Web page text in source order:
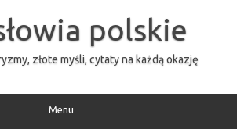
polskie
złote myśli, cytaty na każdą okazję
Menu